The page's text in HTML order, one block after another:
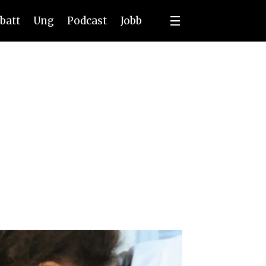
Ung Podcast Jobb